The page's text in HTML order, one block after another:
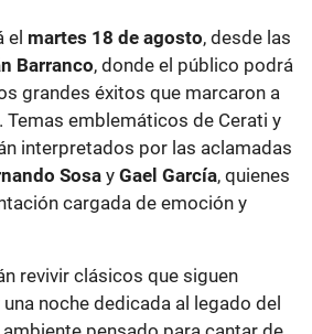
el martes 18 de agosto, desde las
Barranco, donde el público podrá
grandes éxitos que marcaron a
Temas emblemáticos de Cerati y
interpretados por las aclamadas
Sosa y Gael García, quienes
cargada de emoción y
revivir clásicos que siguen
noche dedicada al legado del